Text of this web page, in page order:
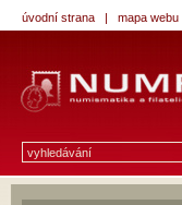
úvodní strana | mapa webu